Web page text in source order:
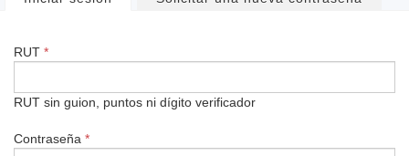
RUT *
RUT sin guion, puntos ni dígito verificador
Contraseña *